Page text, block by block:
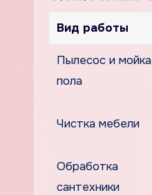
Вид работы
Пылесос и мойка
пола
Чистка мебели
Обработка
сантехники